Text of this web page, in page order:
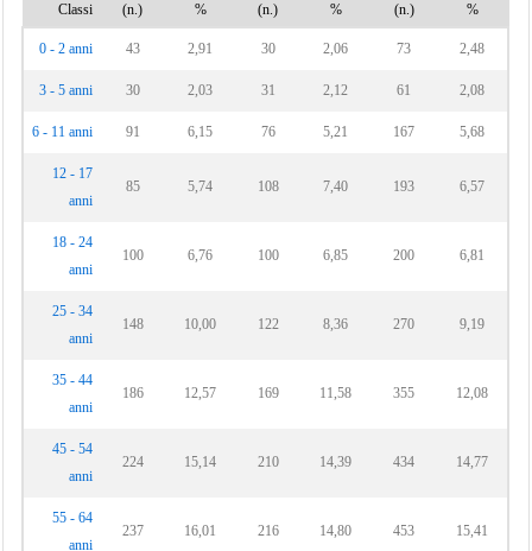
Classi
(n.) % (n.) % (n.) %
0 - 2 anni 43 2,91 30 2,06 73 2,48
3 - 5 anni 30 2,03 31 2,12 61 2,08
6 - 11 anni 91 6,15 76 5,21 167 5,68
12 - 17
anni
85 5,74 108 7,40 193 6,57
18 - 24
anni
100 6,76 100 6,85 200 6,81
25 - 34
anni
148 10,00 122 8,36 270 9,19
35 - 44
anni
186 12,57 169 11,58 355 12,08
45 - 54
anni
224 15,14 210 14,39 434 14,77
55 - 64
anni
237 16,01 216 14,80 453 15,41